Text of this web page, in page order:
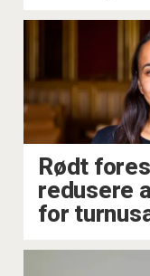
Rødt
redusere
for